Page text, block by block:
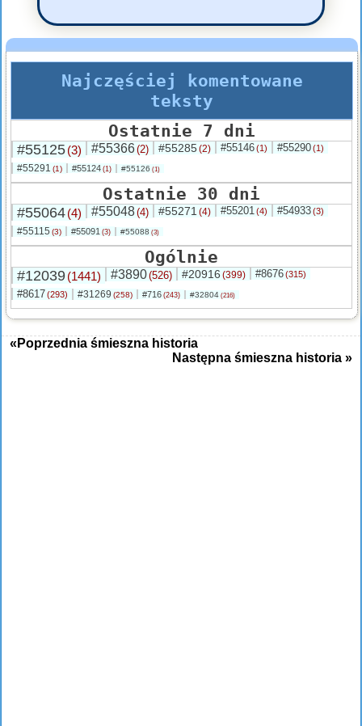
Najczęściej komentowane
teksty
Ostatnie 7 dni
#55125(3) #55366(2) #55285(2) #55146(1) #55290(1)
#55291 (1) #55124 (1) #55126 (1)
Ostatnie 30 dni
#55064(4) #55048(4) #55271 (4) #55201(4) #54933(3)
#55115 (3) #55091 (3) #55088 (3)
Ogólnie
#12039(1441) #3890(526) #20916 (399) #8676(315)
#8617(293) #31269 (258) #716 (243) #32804 (216)
«Poprzednia śmieszna historia
Następna śmieszna historia »